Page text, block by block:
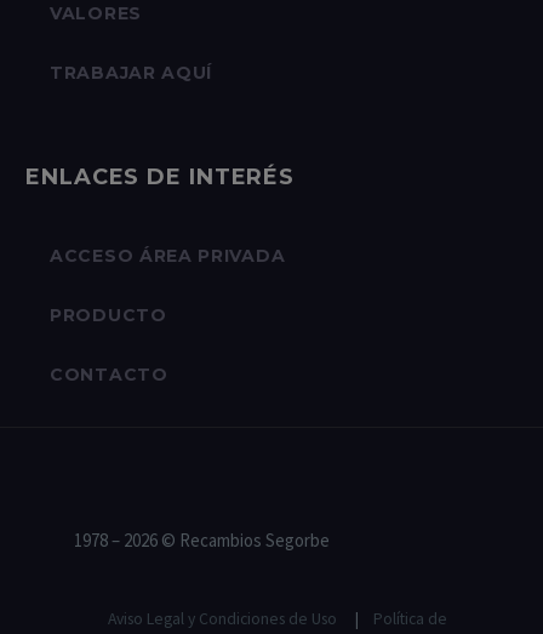
VALORES
TRABAJAR AQUÍ
ENLACES DE INTERÉS
ACCESO ÁREA PRIVADA
PRODUCTO
CONTACTO
1978 – 2026 © Recambios Segorbe
Aviso Legal y Condiciones de Uso | Política de